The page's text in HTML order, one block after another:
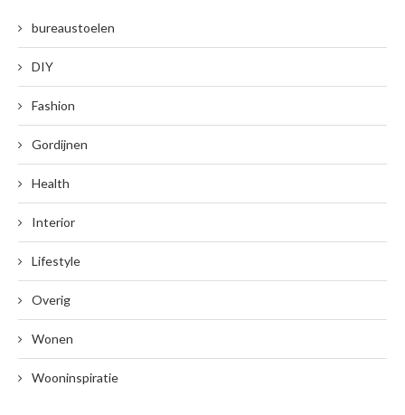
bureaustoelen
DIY
Fashion
Gordijnen
Health
Interior
Lifestyle
Overig
Wonen
Wooninspiratie